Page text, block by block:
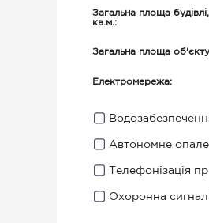
Загальна площа
кв.м.:
Загальна площа
Електромережа:
Автономне
Телефонізація
Охоронна